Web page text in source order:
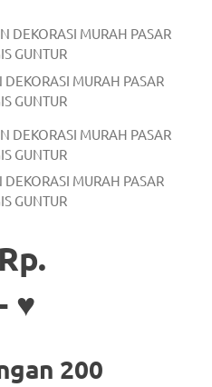
DEKORASI MURAH PASAR
GUNTUR
DEKORASI MURAH PASAR
GUNTUR
♥
200